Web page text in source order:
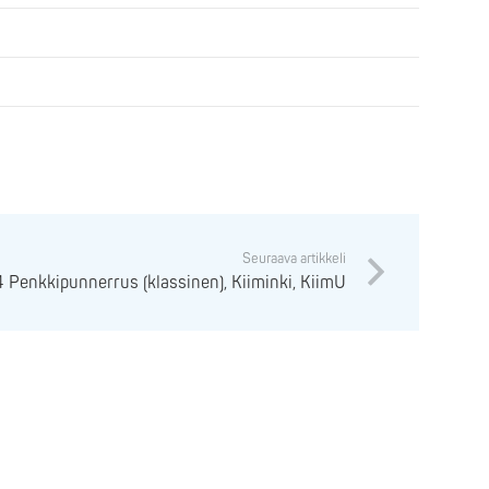
Seuraava artikkeli
Penkkipunnerrus (klassinen), Kiiminki, KiimU